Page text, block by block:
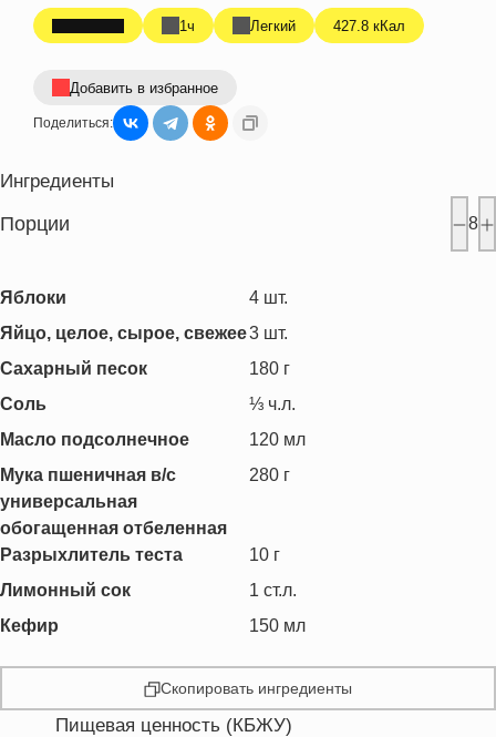
1ч Легкий 427.8 кКал
Добавить в избранное
Поделиться:
Ингредиенты
Порции 8
Яблоки 4 шт.
Яйцо, целое, сырое, свежее3 шт.
Сахарный песок
180 г
Соль
⅓ ч.л.
Масло подсолнечное
120 мл
Мука пшеничная в/с
универсальная
обогащенная отбеленная
280 г
Разрыхлитель теста 10 г
Лимонный сок
1 ст.л.
Кефир
150 мл
Скопировать ингредиенты
Пищевая ценность (КБЖУ)